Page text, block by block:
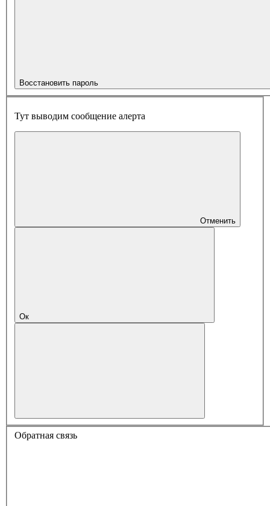
Восстановить пароль
Тут выводим сообщение алерта
Отменить
Ок
Обратная связь